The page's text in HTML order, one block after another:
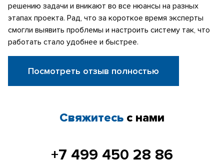
решению задачи и вникают во все нюансы на разных
этапах проекта. Рад, что за короткое время эксперты
смогли выявить проблемы и настроить систему так, что
работать стало удобнее и быстрее.
Посмотреть отзыв полностью
Свяжитесь с нами
+7 499 450 28 86